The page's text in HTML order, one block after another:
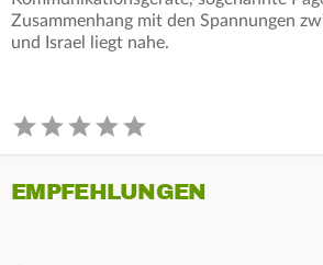
Zusammenhang mit den Spannungen
und Israel liegt nahe.
EMPFEHLUNGEN